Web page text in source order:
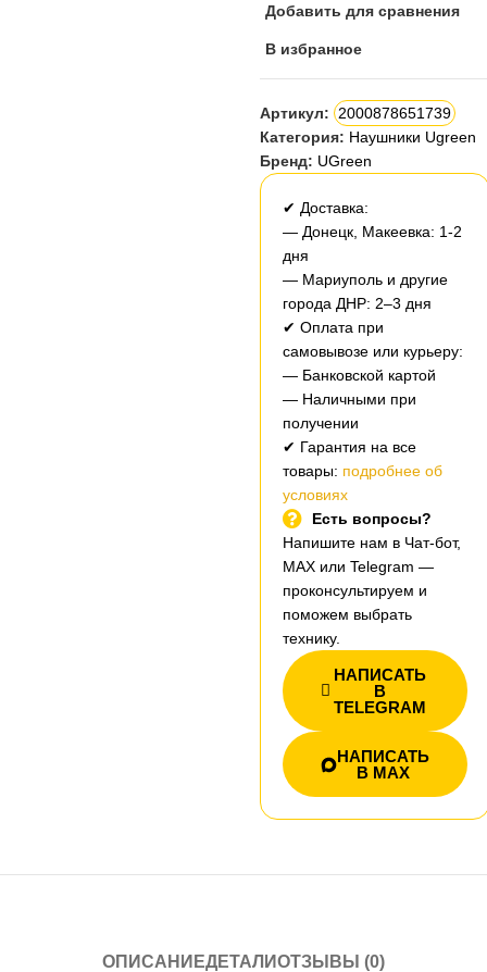
Добавить для сравнения
В избранное
Артикул:
2000878651739
Категория: Наушники Ugreen
Бренд: UGreen
✔ Доставка:
— Донецк, Макеевка: 1-2
дня
— Мариуполь и другие
города ДНР: 2–3 дня
✔ Оплата при
самовывозе или курьеру:
— Банковской картой
— Наличными при
получении
✔ Гарантия на все
товары: подробнее об
условиях
Есть вопросы?
Напишите нам в Чат-бот,
MAX или Telegram —
проконсультируем и
поможем выбрать
технику.
НАПИСАТЬ
В
TELEGRAM
НАПИСАТЬ
В MAX
ОПИСАНИЕДЕТАЛИОТЗЫВЫ (0)